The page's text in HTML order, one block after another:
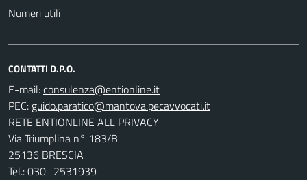
Numeri utili
CONTATTI D.P.O.
E-mail:
PEC:
RETE ENTIONLINE ALL PRIVACY
Via Triumplina n° 183/B
25136 BRESCIA
Tel.: 030- 2531939